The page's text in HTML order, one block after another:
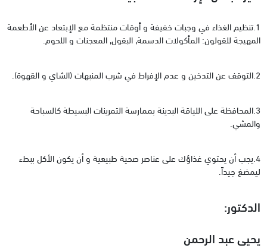
1.تنظيم الغذاء في وجبات خفيفة و أوقات منتظمة مع الإبتعاد عن الأطعمة
المهيجة للقولون: المأكولات الدسمة, البقول, المعجنات و اللحوم.
2.التوقف عن التدخين و عدم الإفراط في شرب المنبهات (الشاي و القهوة).
3.المحافظة على اللياقة البدينة بممارسة التمرينات البسيطة كالسباحة
والمشي.
4.يجب أن يحتوي غذاؤك على عناصر صحية طبيعية و أن يكون الأكل ببطء
ليمضغ جيداً.
الدكتور:
يحيى عبد الرحمن